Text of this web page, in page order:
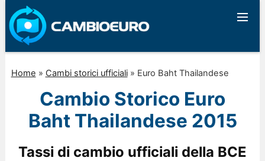
Home » Cambi storici ufficiali» Euro Baht Thailandese
Cambio Storico Euro
Baht Thailandese 2015
Tassi di cambio ufficiali della BCE